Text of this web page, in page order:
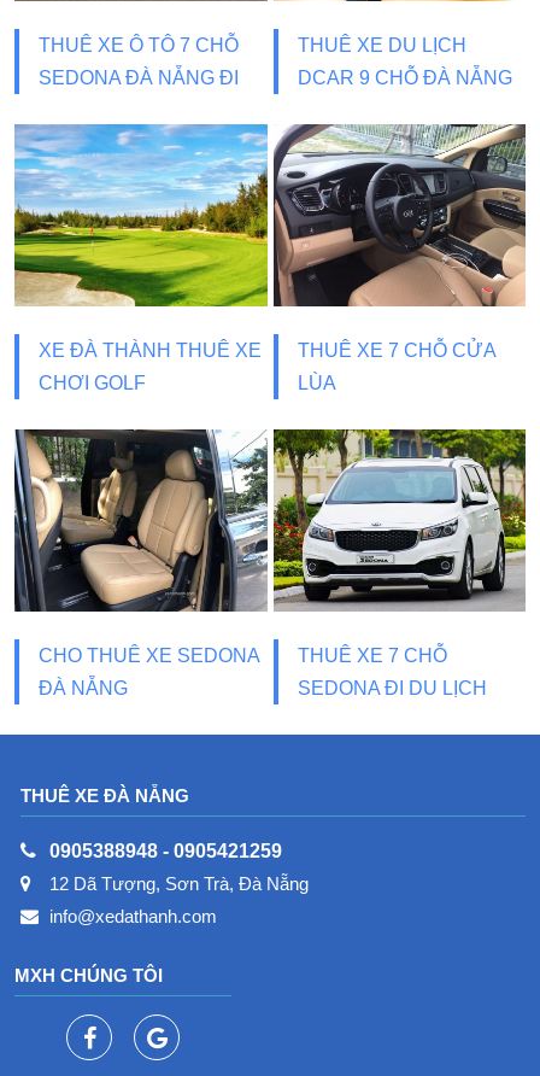
THUÊ XE Ô TÔ 7 CHỖ
SEDONA ĐÀ NẴNG ĐI
THUÊ XE DU LỊCH
DCAR 9 CHỖ ĐÀ NẴNG
XE ĐÀ THÀNH THUÊ XE
CHƠI GOLF
THUÊ XE 7 CHỖ CỬA
LÙA
CHO THUÊ XE SEDONA
ĐÀ NẴNG
THUÊ XE 7 CHỖ
SEDONA ĐI DU LỊCH
THUÊ XE ĐÀ NẴNG
0905388948 - 0905421259
12 Dã Tượng, Sơn Trà, Đà Nẵng
info@xedathanh.com
MXH CHÚNG TÔI